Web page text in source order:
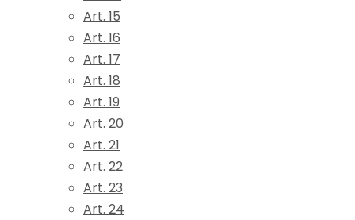
Art. 15
Art. 16
Art. 17
Art. 18
Art. 19
Art. 20
Art. 21
Art. 22
Art. 23
Art. 24